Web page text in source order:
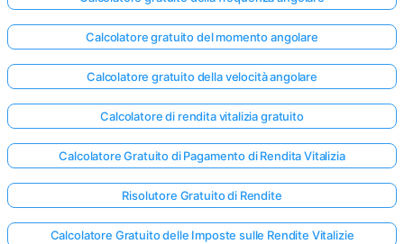
Calcolatore gratuito del momento angolare
Calcolatore gratuito della velocità angolare
Calcolatore di rendita vitalizia gratuito
Calcolatore Gratuito di Pagamento di Rendita Vitalizia
Risolutore Gratuito di Rendite
Calcolatore Gratuito delle Imposte sulle Rendite Vitalizie